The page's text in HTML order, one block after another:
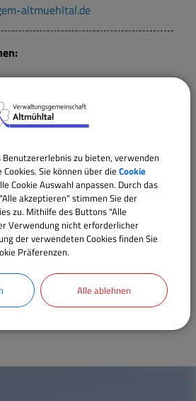
altmuehltal.de
Aufgaben, Personalwesen
der Genehmigung
zu bieten, verwenden
Sie können über die Cookie
Cookie Auswahl anpassen. Durch das
akzeptieren" stimmen Sie der
zu. Mithilfe des Buttons "Alle
Verwendung nicht erforderlicher
der verwendeten Cookies finden Sie
Präferenzen.
Alle ablehnen